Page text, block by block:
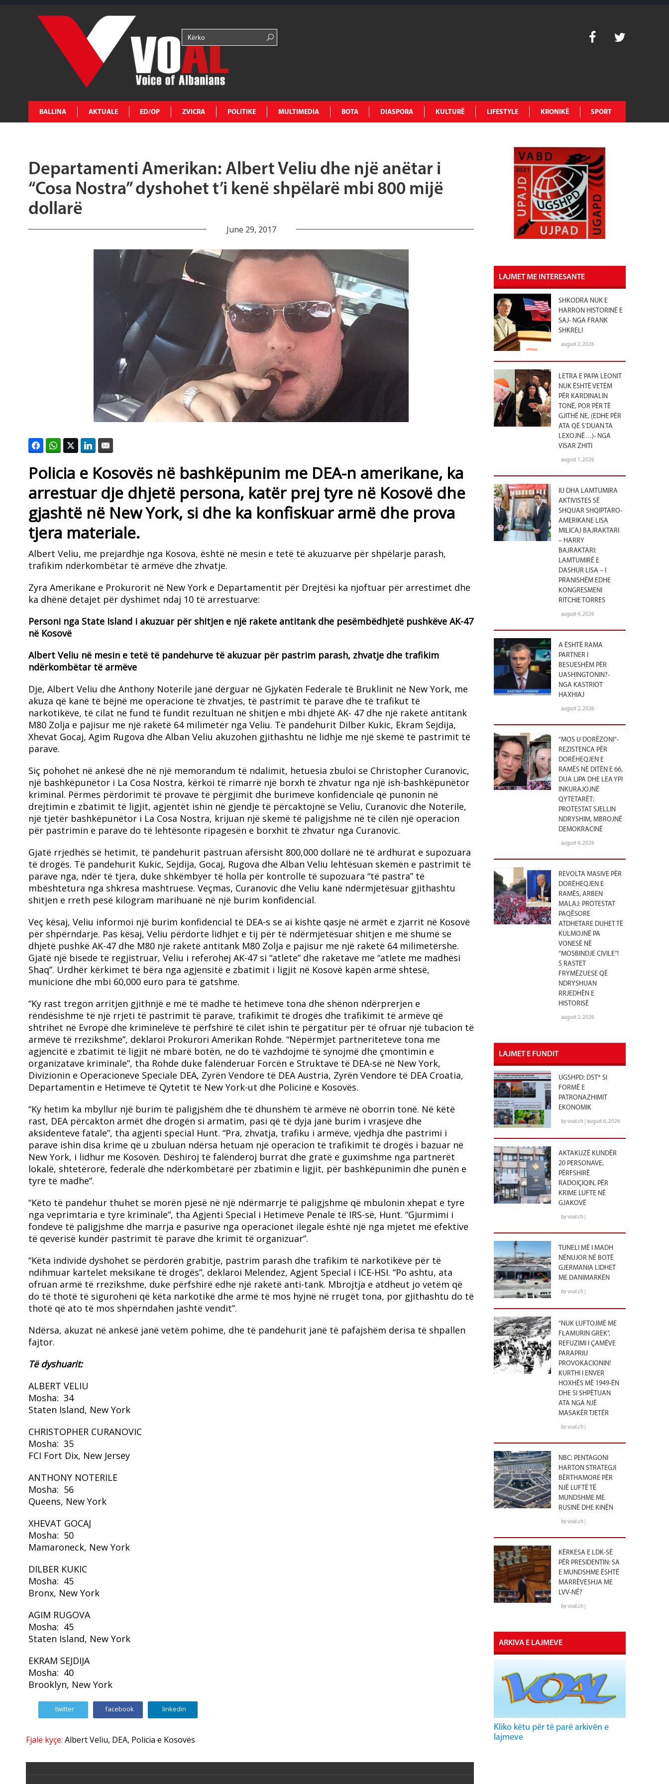
BALLINA AKTUALE ED/OP ZVICRA POLITIKE MULTIMEDIA BOTA DIASPORA KULTURË LIFESTYLE KRONIKË SPORT
Departamenti Amerikan: Albert Veliu dhe një anëtar i
“Cosa Nostra” dyshohet t’i kenë shpëlarë mbi 800 mijë
dollarë
June 29, 2017
Policia e Kosovës në bashkëpunim me DEA-n amerikane, ka
arrestuar dje dhjetë persona, katër prej tyre në Kosovë dhe
gjashtë në New York, si dhe ka konfiskuar armë dhe prova
tjera materiale.
Albert Veliu, me prejardhje nga Kosova, është në mesin e tetë të akuzuarve për shpëlarje parash,
trafikim ndërkombëtar të armëve dhe zhvatje.
Zyra Amerikane e Prokurorit në New York e Departamentit për Drejtësi ka njoftuar për arrestimet dhe
ka dhënë detajet për dyshimet ndaj 10 të arrestuarve:
Personi nga State Island i akuzuar për shitjen e një rakete antitank dhe pesëmbëdhjetë pushkëve AK-47
në Kosovë
Albert Veliu në mesin e tetë të pandehurve të akuzuar për pastrim parash, zhvatje dhe trafikim
ndërkombëtar të armëve
Dje, Albert Veliu dhe Anthony Noterile janë dërguar në Gjykatën Federale të Bruklinit në New York, me
akuza që kanë të bëjnë me operacione të zhvatjes, të pastrimit të parave dhe të trafikut të
narkotikëve, të cilat në fund të fundit rezultuan në shitjen e mbi dhjetë AK- 47 dhe një raketë antitank
M80 Zolja e pajisur me një raketë 64 milimetër nga Veliu. Të pandehurit Dilber Kukic, Ekram Sejdija,
Xhevat Gocaj, Agim Rugova dhe Alban Veliu akuzohen gjithashtu në lidhje me një skemë të pastrimit të
parave.
Siç pohohet në ankesë dhe në një memorandum të ndalimit, hetuesia zbuloi se Christopher Curanovic,
një bashkëpunëtor i La Cosa Nostra, kërkoi të rimarrë një borxh të zhvatur nga një ish-bashkëpunëtor
kriminal. Përmes përdorimit të provave të përgjimit dhe burimeve konfidenciale që punonin në
drejtimin e zbatimit të ligjit, agjentët ishin në gjendje të përcaktojnë se Veliu, Curanovic dhe Noterile,
një tjetër bashkëpunëtor i La Cosa Nostra, krijuan një skemë të paligjshme në të cilën një operacion
për pastrimin e parave do të lehtësonte ripagesën e borxhit të zhvatur nga Curanovic.
Gjatë rrjedhës së hetimit, të pandehurit pastruan afërsisht 800,000 dollarë në të ardhurat e supozuara
të drogës. Të pandehurit Kukic, Sejdija, Gocaj, Rugova dhe Alban Veliu lehtësuan skemën e pastrimit të
parave nga, ndër të tjera, duke shkëmbyer të holla për kontrolle të supozuara “të pastra” të
mbështetura nga shkresa mashtruese. Veçmas, Curanovic dhe Veliu kanë ndërmjetësuar gjithashtu
shitjen e rreth pesë kilogram marihuanë në një burim konfidencial.
Veç kësaj, Veliu informoi një burim konfidencial të DEA-s se ai kishte qasje në armët e zjarrit në Kosovë
për shpërndarje. Pas kësaj, Veliu përdorte lidhjet e tij për të ndërmjetësuar shitjen e më shumë se
dhjetë pushkë AK-47 dhe M80 një raketë antitank M80 Zolja e pajisur me një raketë 64 milimetërshe.
Gjatë një bisede të regjistruar, Veliu i referohej AK-47 si “atlete” dhe raketave me “atlete me madhësi
Shaq”. Urdhër kërkimet të bëra nga agjensitë e zbatimit i ligjit në Kosovë kapën armë shtesë,
municione dhe mbi 60,000 euro para të gatshme.
“Ky rast tregon arritjen gjithnjë e më të madhe të hetimeve tona dhe shënon ndërprerjen e
rëndësishme të një rrjeti të pastrimit të parave, trafikimit të drogës dhe trafikimit të armëve që
shtrihet në Evropë dhe kriminelëve të përfshirë të cilët ishin të përgatitur për të ofruar një tubacion të
armëve të rrezikshme”, deklaroi Prokurori Amerikan Rohde. “Nëpërmjet partneriteteve tona me
agjencitë e zbatimit të ligjit në mbarë botën, ne do të vazhdojmë të synojmë dhe çmontimin e
organizatave kriminale”, tha Rohde duke falënderuar Forcën e Struktave të DEA-së në New York,
Divizionin e Operacioneve Speciale DEA, Zyrën Vendore të DEA Austria, Zyrën Vendore të DEA Croatia,
Departamentin e Hetimeve të Qytetit të New York-ut dhe Policinë e Kosovës.
“Ky hetim ka mbyllur një burim të paligjshëm dhe të dhunshëm të armëve në oborrin tonë. Në këtë
rast, DEA përcakton armët dhe drogën si armatim, pasi që të dyja janë burim i vrasjeve dhe
aksidenteve fatale”, tha agjenti special Hunt. “Pra, zhvatja, trafiku i armëve, vjedhja dhe pastrimi i
parave ishin disa krime që u zbuluan ndërsa hetuam një operacion të trafikimit të drogës i bazuar në
New York, i lidhur me Kosovën. Dëshiroj të falënderoj burrat dhe gratë e guximshme nga partnerët
lokalë, shtetërorë, federalë dhe ndërkombëtarë për zbatimin e ligjit, për bashkëpunimin dhe punën e
tyre të madhe”.
“Këto të pandehur thuhet se morën pjesë në një ndërmarrje të paligjshme që mbulonin xhepat e tyre
nga veprimtaria e tyre kriminale”, tha Agjenti Special i Hetimeve Penale të IRS-së, Hunt. “Gjurmimi i
fondeve të paligjshme dhe marrja e pasurive nga operacionet ilegale është një nga mjetet më efektive
të qeverisë kundër pastrimit të parave dhe krimit të organizuar”.
“Këta individë dyshohet se përdorën grabitje, pastrim parash dhe trafikim të narkotikëve për të
ndihmuar kartelet meksikane të drogës”, deklaroi Melendez, Agjent Special i ICE-HSI. “Po ashtu, ata
ofruan armë të rrezikshme, duke përfshirë edhe një raketë anti-tank. Mbrojtja e atdheut jo vetëm që
do të thotë të siguroheni që këta narkotikë dhe armë të mos hyjnë në rrugët tona, por gjithashtu do të
thotë që ato të mos shpërndahen jashtë vendit”.
Ndërsa, akuzat në ankesë janë vetëm pohime, dhe të pandehurit janë të pafajshëm derisa të shpallen
fajtor.
Të dyshuarit:
ALBERT VELIU
Mosha: 34
Staten Island, New York
CHRISTOPHER CURANOVIC
Mosha: 35
FCI Fort Dix, New Jersey
ANTHONY NOTERILE
Mosha: 56
Queens, New York
XHEVAT GOCAJ
Mosha: 50
Mamaroneck, New York
DILBER KUKIC
Mosha: 45
Bronx, New York
AGIM RUGOVA
Mosha: 45
Staten Island, New York
EKRAM SEJDIJA
Mosha: 40
Brooklyn, New York
twitter facebook linkedin
Fjalë kyçe: Albert Veliu, DEA, Policia e Kosovës
LAJMET ME INTERESANTE
SHKODRA NUK E
HARRON HISTORINË E
SAJ- NGA FRANK
SHKRELI
august 2, 2026
LETRA E PAPA LEONIT
NUK ËSHTË VETËM
PËR KARDINALIN
TONË, POR PËR TË
GJITHË NE, (EDHE PËR
ATA QË S’DUAN TA
LEXOJNË…)- NGA
VISAR ZHITI
august 1, 2026
IU DHA LAMTUMIRA
AKTIVISTES SË
SHQUAR SHQIPTARO-
AMERIKANE LISA
MILICAJ BAJRAKTARI
– HARRY
BAJRAKTARI:
LAMTUMIRË E
DASHUR LISA – I
PRANISHËM EDHE
KONGRESMENI
RITCHIE TORRES
august 4, 2026
A ËSHTË RAMA
PARTNER I
BESUESHËM PËR
UASHINGTONIN?-
NGA KASTRIOT
HAXHIAJ
august 2, 2026
“MOS U DORËZONI”-
REZISTENCA PËR
DORËHEQJEN E
RAMËS NË DITËN E 66,
DUA LIPA DHE LEA YPI
INKURAJOJNË
QYTETARËT:
PROTESTAT SJELLIN
NDRYSHIM, MBROJNË
DEMOKRACINË
august 4, 2026
REVOLTA MASIVE PËR
DORËHEQJEN E
RAMËS, ARBEN
MALAJ: PROTESTAT
PAQËSORE
ATDHETARE DUHET TË
KULMOJNË PA
VONESË NË
“MOSBINDJE CIVILE”!
5 RASTET
FRYMËZUESE QË
NDRYSHUAN
RRJEDHËN E
HISTORISË
august 2, 2026
LAJMET E FUNDIT
UGSHPD: DST* SI
FORMË E
PATRONAZHIMIT
EKONOMIK
by voal.ch | august 6, 2026
AKTAKUZË KUNDËR
20 PERSONAVE,
PËRFSHIRË
RADOIÇIQIN, PËR
KRIME LUFTE NË
GJAKOVË
by voal.ch |
TUNELI MË I MADH
NËNUJOR NË BOTË
GJERMANIA LIDHET
ME DANIMARKËN
by voal.ch |
“NUK LUFTOJMË ME
FLAMURIN GREK”,
REFUZIMI I ÇAMËVE
PARAPRIU
PROVOKACIONIN!
KURTHI I ENVER
HOXHËS MË 1949-ËN
DHE SI SHPËTUAN
ATA NGA NJË
MASAKËR TJETËR
by voal.ch |
NBC: PENTAGONI
HARTON STRATEGJI
BËRTHAMORE PËR
NJË LUFTË TË
MUNDSHME ME
RUSINË DHE KINËN
by voal.ch |
KËRKESA E LDK-SË
PËR PRESIDENTIN: SA
E MUNDSHME ËSHTË
MARRËVESHJA ME
LVV-NË?
by voal.ch |
ARKIVA E LAJMEVE
Kliko këtu për të parë arkivën e
lajmeve